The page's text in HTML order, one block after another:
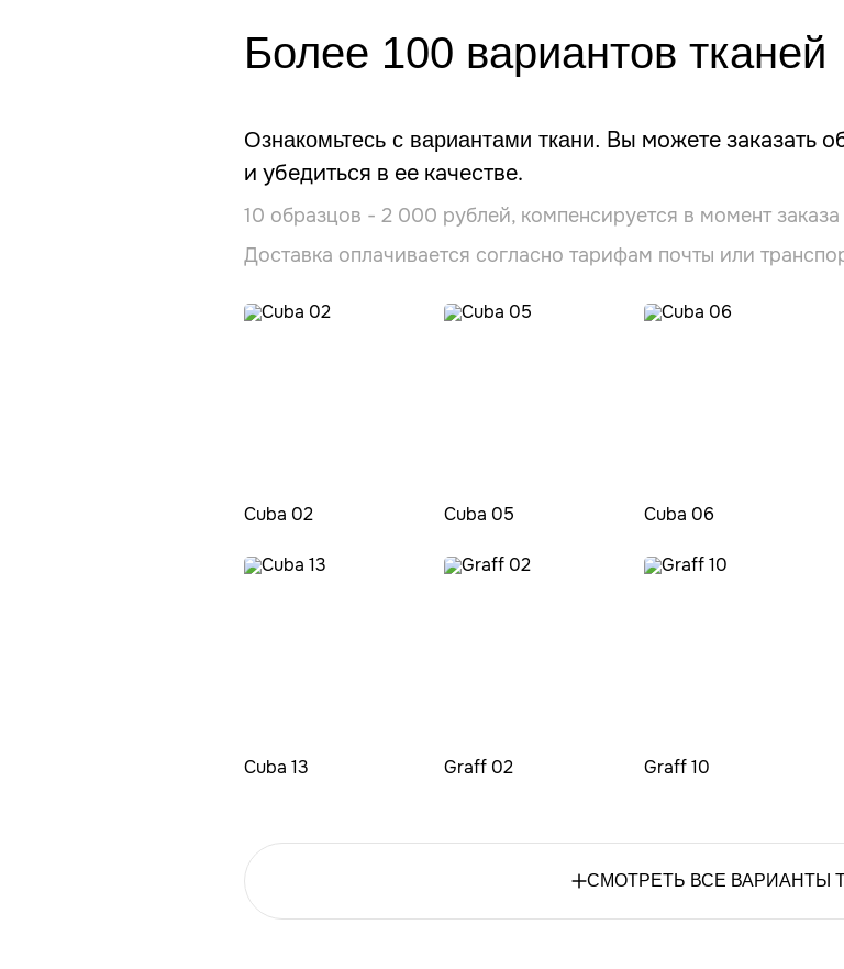
Более 100 вариантов тканей
Ознакомьтесь с вариантами ткани. Вы можете заказать
и убедиться в ее качестве.
10 образцов - 2 000 рублей, компенсируется в момент
Доставка оплачивается согласно тарифам почты или
Cuba 02 Cuba 05 Cuba 06
Cuba 13 Graff 02 Graff 10
СМОТРЕТЬ ВСЕ ВАРИАНТЫ